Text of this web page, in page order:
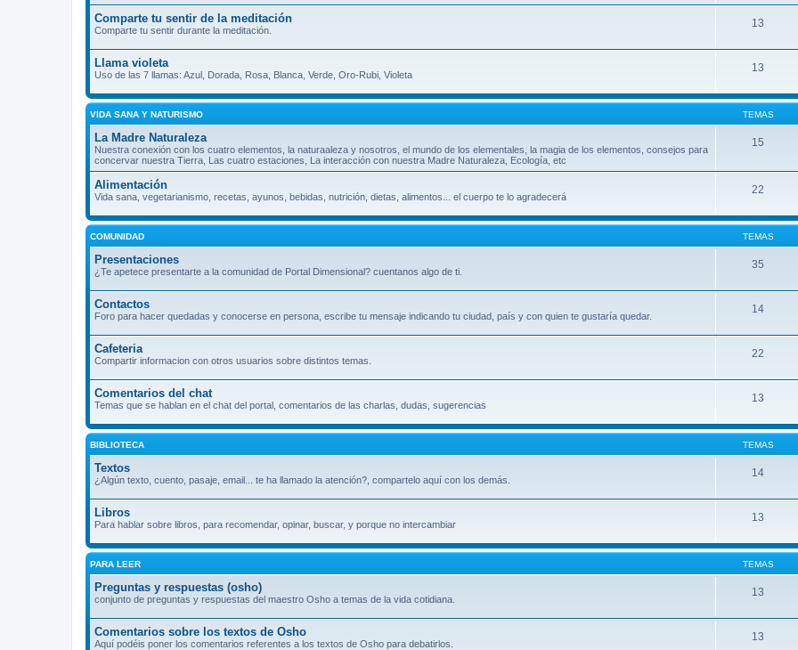
Comparte tu sentir de la meditación
Comparte tu sentir durante la meditación.
13
Llama violeta
Uso de las 7 llamas: Azul, Dorada, Rosa, Blanca, Verde, Oro-Rubi, Violeta
13
VIDA SANA Y NATURISMO TEMAS
La Madre Naturaleza
Nuestra conexión con los cuatro elementos, la naturaaleza y nosotros, el mundo de los elementales, la magia de los elementos, consejos para
concervar nuestra Tierra, Las cuatro estaciones, La interacción con nuestra Madre Naturaleza, Ecología, etc
15
Alimentación
Vida sana, vegetarianismo, recetas, ayunos, bebidas, nutrición, dietas, alimentos... el cuerpo te lo agradecerá
22
COMUNIDAD TEMAS
Presentaciones
¿Te apetece presentarte a la comunidad de Portal Dimensional? cuentanos algo de ti.
35
Contactos
Foro para hacer quedadas y conocerse en persona, escribe tu mensaje indicando tu ciudad, país y con quien te gustaría quedar.
14
Cafeteria
Compartir informacion con otros usuarios sobre distintos temas.
22
Comentarios del chat
Temas que se hablan en el chat del portal, comentarios de las charlas, dudas, sugerencias
13
BIBLIOTECA TEMAS
Textos
¿Algún texto, cuento, pasaje, email... te ha llamado la atención?, compartelo aquí con los demás.
14
Libros
Para hablar sobre libros, para recomendar, opinar, buscar, y porque no intercambiar
13
PARA LEER TEMAS
Preguntas y respuestas (osho)
conjunto de preguntas y respuestas del maestro Osho a temas de la vida cotidiana.
13
Comentarios sobre los textos de Osho
Aquí podéis poner los comentarios referentes a los textos de Osho para debatirlos.
13